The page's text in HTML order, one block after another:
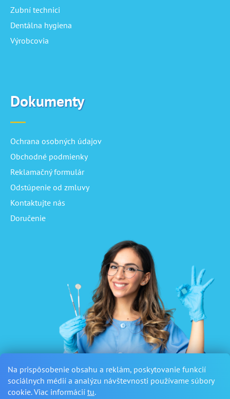
Na prispôsobenie obsahu a reklám, poskytovanie funkcií
sociálnych médií a analýzu návštevnosti používame súbory
cookie. Viac informácií tu.
Zubní technici
Dentálna hygiena
Výrobcovia
Dokumenty
Ochrana osobných údajov
Obchodné podmienky
Reklamačný formulár
Odstúpenie od zmluvy
Kontaktujte nás
Doručenie